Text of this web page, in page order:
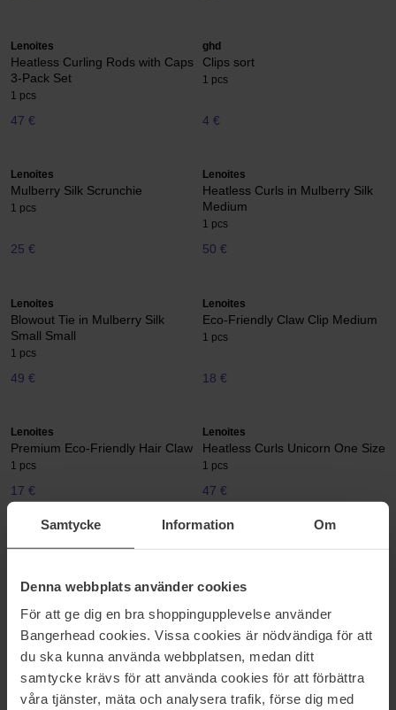
Samtycke Information Om
Denna webbplats använder cookies
För att ge dig en bra shoppingupplevelse använder
Bangerhead cookies. Vissa cookies är nödvändiga för att
du ska kunna använda webbplatsen, medan ditt
samtycke krävs för att använda cookies för att förbättra
våra tjänster, mäta och analysera trafik, förse dig med
Lenoites
Heatless Curling Rods with Caps
3-Pack Set
1 pcs
47 €
ghd
Clips sort
1 pcs
4 €
Lenoites
Mulberry Silk Scrunchie
1 pcs
25 €
Lenoites
Heatless Curls in Mulberry Silk
Medium
1 pcs
50 €
Lenoites
Blowout Tie in Mulberry Silk
Small Small
1 pcs
49 €
Lenoites
Eco-Friendly Claw Clip Medium
1 pcs
18 €
Lenoites
Premium Eco-Friendly Hair Claw
1 pcs
17 €
Lenoites
Heatless Curls Unicorn One Size
1 pcs
47 €
Lenoites
1 pcs
47 € 92 € Niet op voorraad
Lenoites
Eco-Friendly Flat Hair Clip
1 pcs
Lenoites
Edition